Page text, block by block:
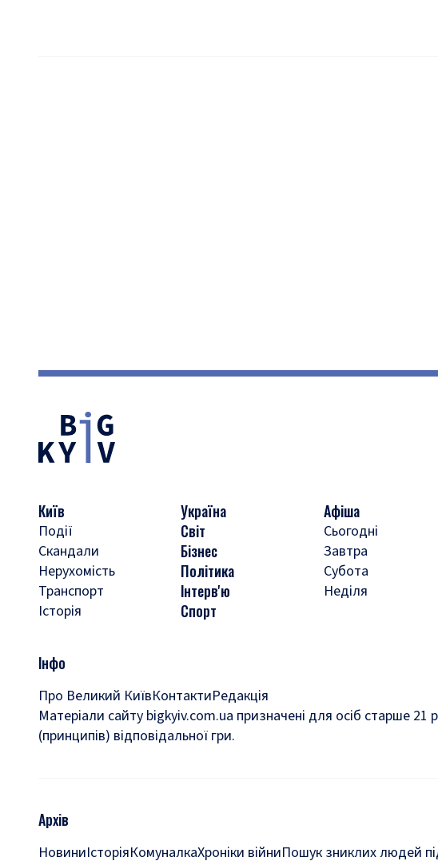
Київ
Події
Скандали
Нерухомість
Транспорт
Історія
Україна
Світ
Бізнес
Політика
Інтерв'ю
Спорт
Афіша
Сьогодні
Завтра
Субота
Неділя
Інфо
Про Великий КиївКонтактиРедакція
Матеріали сайту bigkyiv.com.ua призначені для осіб старше
(принципів) відповідальної гри.
Архів
НовиниІсторіяКомуналкаХроніки війниПошук зниклих людей